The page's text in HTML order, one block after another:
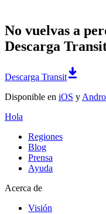
No vuelvas a
Descarga
Descarga Transit
Disponible en iOS y
Hola
Regiones
Blog
Prensa
Ayuda
Acerca de
Visión